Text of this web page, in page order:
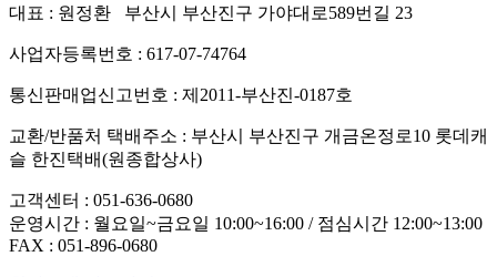
대표 : 원정환 부산시 부산진구 가야대로589번길 23
사업자등록번호 : 617-07-74764
통신판매업신고번호 : 제2011-부산진-0187호
교환/반품처 택배주소 : 부산시 부산진구 개금온정로10 롯데캐
슬 한진택배(원종합상사)
고객센터 : 051-636-0680
운영시간 : 월요일~금요일 10:00~16:00 / 점심시간 12:00~13:00
FAX : 051-896-0680